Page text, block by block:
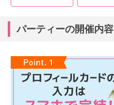
パーティーの開催内容